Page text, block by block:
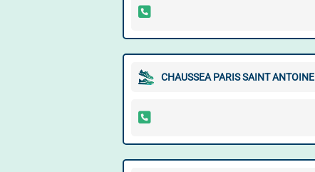
CHAUSSEA PARIS SAINT ANTOINE